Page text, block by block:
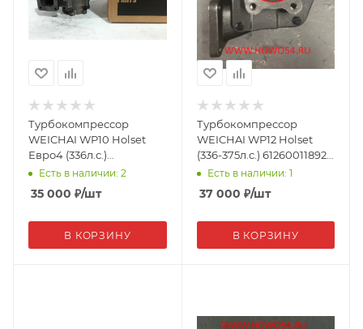
Турбокомпрессор
WEICHAI WP10 Holset
Евро4 (336л.с.)
612601111012(A) (5470509)
Есть в наличии: 2
35 000 ₽/шт
В КОРЗИНУ
Турбокомпрессор
WEICHAI WP12 Holset
(336-375л.с.) 612600118926
(5470510)
Есть в наличии: 1
37 000 ₽/шт
В КОРЗИНУ